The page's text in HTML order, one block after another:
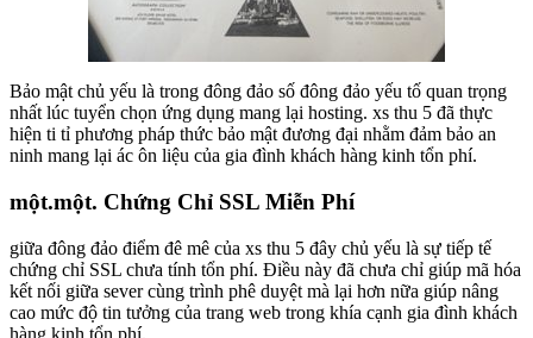
Bảo mật chủ yếu là trong đông đảo số đông đảo yếu tố quan trọng
nhất lúc tuyển chọn ứng dụng mang lại hosting. xs thu 5 đã thực
hiện ti tỉ phương pháp thức bảo mật đương đại nhằm đảm bảo an
ninh mang lại ác ôn liệu của gia đình khách hàng kinh tổn phí.
một.một. Chứng Chỉ SSL Miễn Phí
giữa đông đảo điểm đê mê của xs thu 5 đây chủ yếu là sự tiếp tế
chứng chỉ SSL chưa tính tổn phí. Điều này đã chưa chỉ giúp mã hóa
kết nối giữa sever cùng trình phê duyệt mà lại hơn nữa giúp nâng
cao mức độ tin tưởng của trang web trong khía cạnh gia đình khách
hàng kinh tổn phí.